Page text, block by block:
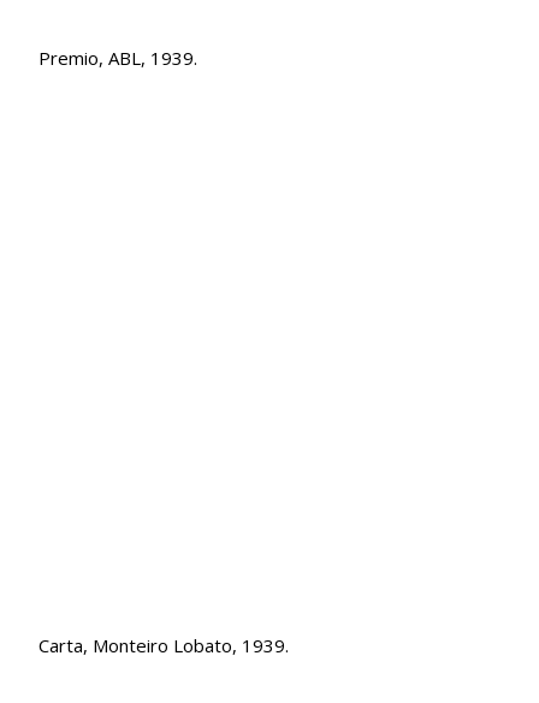
Premio, ABL, 1939.
Carta, Monteiro Lobato, 1939.